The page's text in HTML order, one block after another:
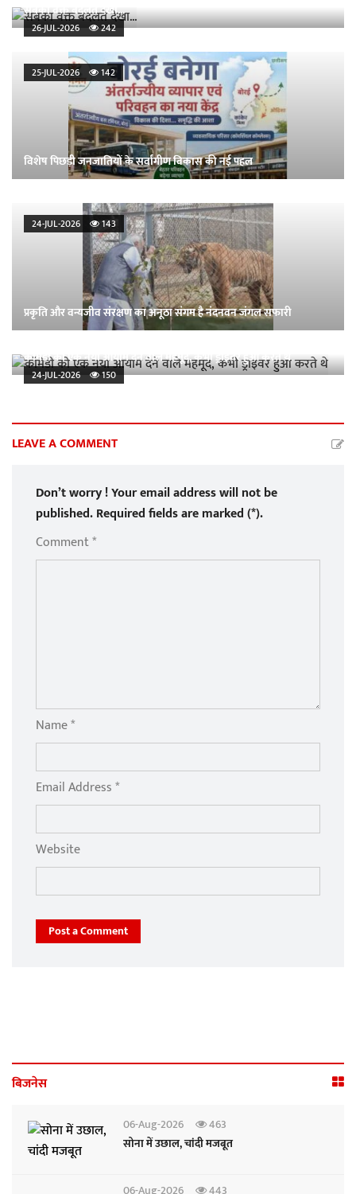
26-JUL-2026 242
सबका वक्त बदलते देखा...
25-JUL-2026 142
विशेष पिछड़ी जनजातियों के सर्वांगीण विकास की नई पहल
24-JUL-2026 143
प्रकृति और वन्यजीव संरक्षण का अनूठा संगम है नंदनवन जंगल सफारी
24-JUL-2026 150
कॉमेडी को एक नया आयाम देने वाले महमूद, कभी ड्राइवर हुआ करते थे
LEAVE A COMMENT
Don’t worry ! Your email address will not be
published. Required fields are marked (*).
Comment *
Name *
Email Address *
Website
Post a Comment
बिजनेस
06-Aug-2026
463
सोना में उछाल, चांदी मजबूत